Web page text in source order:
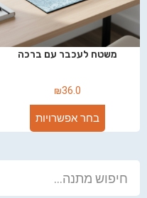
משטח לעכבר עם ברכה
₪36.0
בחר אפשרויות